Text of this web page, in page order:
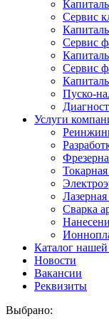
Сервис
Сервис
Сервис
Пуско-
Услуги
Лазерная
Сварка
Каталог
Новости
Вакансии
Реквизиты
Выбрано: